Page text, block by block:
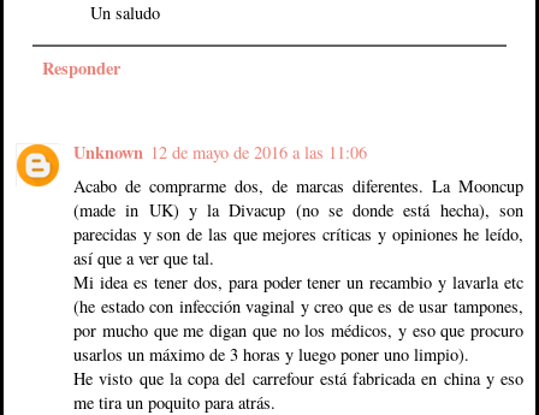
Un saludo
Responder
Unknown 12 de mayo de 2016 a las 11:06
Acabo de comprarme dos, de marcas diferentes. La Mooncup
(made in UK) y la Divacup (no se donde está hecha), son
parecidas y son de las que mejores críticas y opiniones he leído,
así que a ver que tal.
Mi idea es tener dos, para poder tener un recambio y lavarla etc
(he estado con infección vaginal y creo que es de usar tampones,
por mucho que me digan que no los médicos, y eso que procuro
usarlos un máximo de 3 horas y luego poner uno limpio).
He visto que la copa del carrefour está fabricada en china y eso
me tira un poquito para atrás.